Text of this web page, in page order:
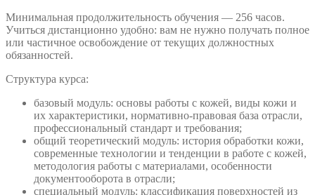
Минимальная продолжительность обучения — 256 часов.
Учиться дистанционно удобно: вам не нужно получать полное
или частичное освобождение от текущих должностных
обязанностей.
Структура курса:
базовый модуль: основы работы с кожей, виды кожи и
их характеристики, нормативно-правовая база отрасли,
профессиональный стандарт и требования;
общий теоретический модуль: история обработки кожи,
современные технологии и тенденции в работе с кожей,
методология работы с материалами, особенности
документооборота в отрасли;
специальный модуль: классификация поверхностей из